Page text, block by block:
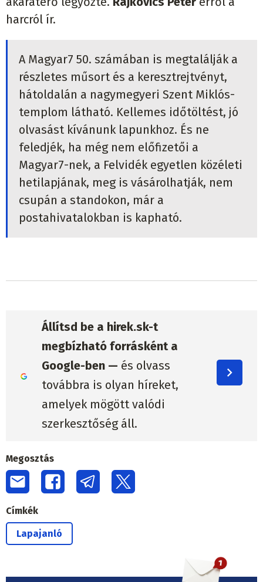
harcról ír.
A Magyar7 50. számában is megtalálják a
részletes műsort és a keresztrejtvényt,
hátoldalán a nagymegyeri Szent Miklós-
templom látható. Kellemes időtöltést, jó
olvasást kívánunk lapunkhoz. És ne
feledjék, ha még nem előfizetői a
Magyar7-nek, a Felvidék egyetlen közéleti
hetilapjának, meg is vásárolhatják, nem
csupán a standokon, már a
postahivatalokban is kapható.
Állítsd be a hirek.sk-t
megbízható forrásként a
Google-ben — és olvass
továbbra is olyan híreket,
amelyek mögött valódi
szerkesztőség áll.
Megosztás
Címkék
Lapajanló